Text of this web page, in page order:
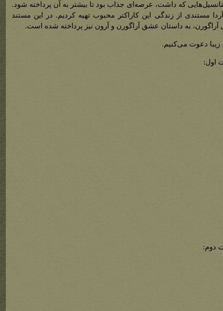
که داشت، عرصه‌ای جذاب بود تا بیشتر به آن پرداخته شود.
مستندی از زندگی این کاراکتر محبوب تهیه کردیم. در این مستند
آراگورن، به داستان عشق آراگورن و آرون نیز پرداخته شده است.
زیبا دعوت می‌کنیم.
اول:
دوم: